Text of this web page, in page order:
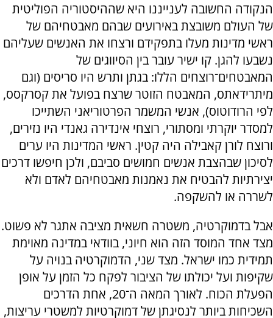
הנקודה החשובה לענייננו היא שההיסטוריה הפוליטית
של העולם משובצת באירועים שבהם מאבטחיהם של
ראשי מדינות מעלו בתפקידם ורצחו את האנשים שעליהם
נשבעו להגן. קו ישיר עובר בין הסיווגים של
המאבטחים־רוצחים הללו: בגתן ותרש היו סריסים (וגם
מיתרידאתס, המאבטח הזוטר שרצח בפועל את קסרקסס,
לפי הרודוטוס), אנשי המשמר הפרטוריאני השתייכו
למסדר יוקרתי ומסתורי, רוצחי אינדירה גאנדי היו נזירים,
ורוצח לורן קאבילה היה קטין. ראשי המדינות היו ערים
לסיכון שבהצבת אנשים חמושים סביבם, ולכן חיפשו דרכים
יצירתיות להבטיח את נאמנות מאבטחיהם לאדם ולא
לשררה או להשקפה.
אבל בדמוקרטיה, משטרה חשאית מציבה אתגר לא פשוט.
מצד אחד המוסד הזה הוא חיוני, בוודאי במדינה מאוימת
תמידית כמו ישראל. מצד שני, הדמוקרטיה בנויה על
שקיפות ועל יכולתו של הציבור לפקח כל הזמן על אופן
הפעלת הכוח. לאורך המאה ה־20, אחת הדרכים
השכיחות ביותר לנסיגתן של דמוקרטיות למשטרי עריצות,